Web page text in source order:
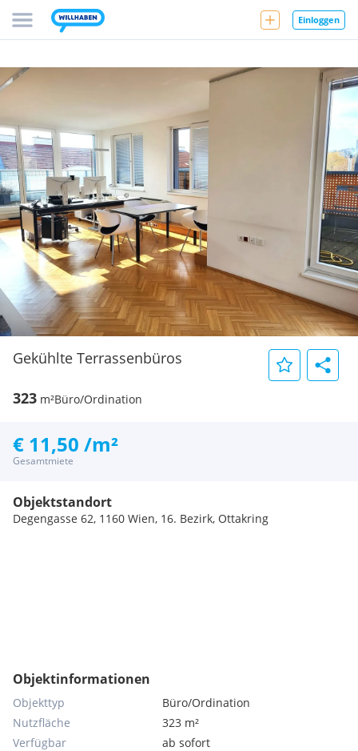
Einloggen
Gekühlte Terrassenbüros
323 m²Büro/Ordination
€ 11,50 /m²
Gesamtmiete
Objektstandort
Degengasse 62, 1160 Wien, 16. Bezirk, Ottakring
Objektinformationen
Objekttyp
Büro/Ordination
Nutzfläche
323 m²
Verfügbar
ab sofort